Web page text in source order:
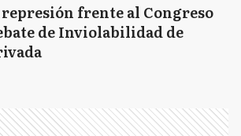
frente al Congreso
de Inviolabilidad de